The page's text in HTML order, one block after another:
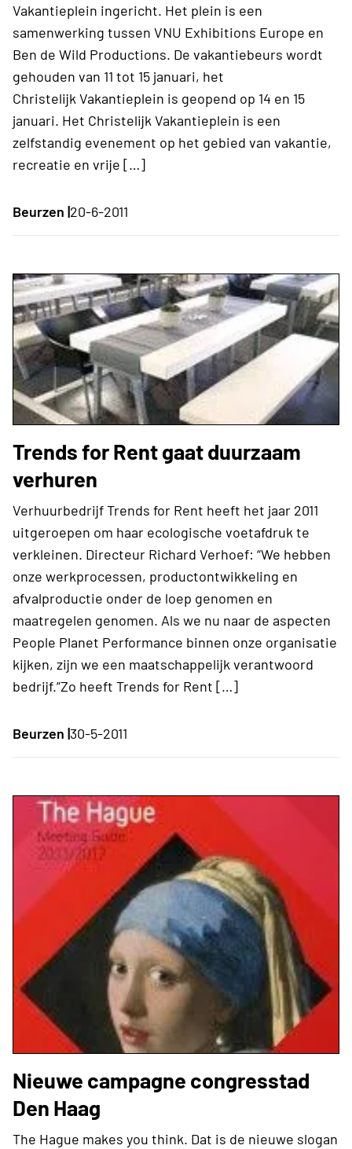
Vakantieplein ingericht. Het plein is een
samenwerking tussen VNU Exhibitions Europe en
Ben de Wild Productions. De vakantiebeurs wordt
gehouden van 11 tot 15 januari, het
Christelijk Vakantieplein is geopend op 14 en 15
januari. Het Christelijk Vakantieplein is een
zelfstandig evenement op het gebied van vakantie,
recreatie en vrije […]
Beurzen |20-6-2011
Trends for Rent gaat duurzaam
verhuren
Verhuurbedrijf Trends for Rent heeft het jaar 2011
uitgeroepen om haar ecologische voetafdruk te
verkleinen. Directeur Richard Verhoef: “We hebben
onze werkprocessen, productontwikkeling en
afvalproductie onder de loep genomen en
maatregelen genomen. Als we nu naar de aspecten
People Planet Performance binnen onze organisatie
kijken, zijn we een maatschappelijk verantwoord
bedrijf.”Zo heeft Trends for Rent […]
Beurzen |30-5-2011
Nieuwe campagne congresstad
Den Haag
The Hague makes you think. Dat is de nieuwe slogan